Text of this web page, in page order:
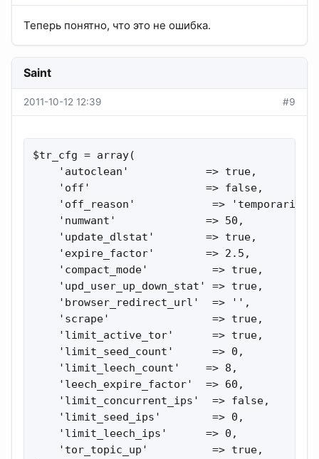
Теперь понятно, что это не ошибка.
Saint
2011-10-12 12:39 #9
$tr_cfg = array(
    'autoclean'            => true,
    'off'                  => false,
'off_reason'            => 'temporarily
    'numwant'              => 50,
    'update_dlstat'        => true,
    'expire_factor'        => 2.5,
    'compact_mode'          => true,
    'upd_user_up_down_stat' => true,
    'browser_redirect_url'  => '',
    'scrape'                => true,
    'limit_active_tor'      => true,
    'limit_seed_count'      => 0,
    'limit_leech_count'    => 8,
    'leech_expire_factor'  => 60,
    'limit_concurrent_ips'  => false,
    'limit_seed_ips'        => 0,
    'limit_leech_ips'      => 0,
    'tor_topic_up'          => true,